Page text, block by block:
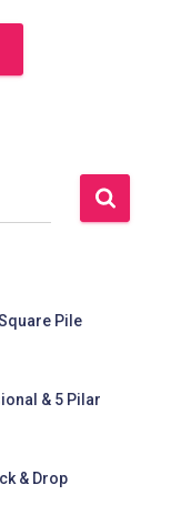
Pile
& 5 Pilar
& Drop